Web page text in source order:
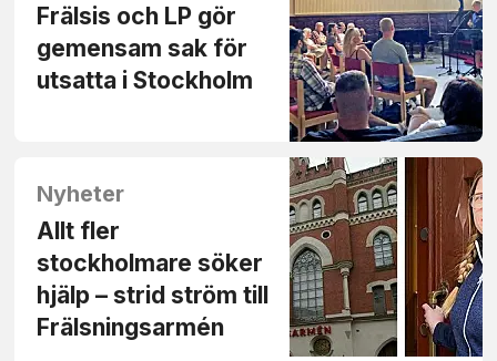
Frälsis och LP gör
gemensam sak för
utsatta i Stockholm
Nyheter
Allt fler
stockholmare söker
hjälp – strid ström till
Frälsningsarmén